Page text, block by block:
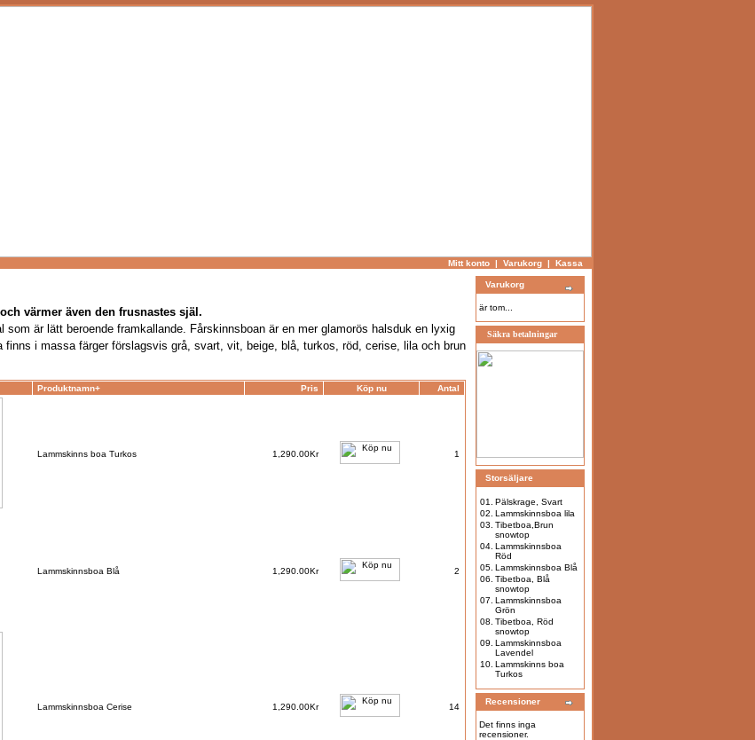
Mitt konto | Varukorg | Kassa
värmer även den frusnastes själ.
som är lätt beroende framkallande. Fårskinnsboan är en mer glamorös halsduk en lyxig
finns i massa färger förslagsvis grå, svart, vit, beige, blå, turkos, röd, cerise, lila och brun
Produktnamn+ Pris Köp nu Antal
Lammskinns boa Turkos 1,290.00Kr 1
Lammskinnsboa Blå 1,290.00Kr 2
Lammskinnsboa Cerise 1,290.00Kr 14
Varukorg
är tom...
Säkra betalningar
Storsäljare
01.
Pälskrage, Svart
02. Lammskinnsboa lila
03. Tibetboa,Brun
snowtop
04. Lammskinnsboa
Röd
05. Lammskinnsboa Blå
06. Tibetboa, Blå
snowtop
07. Lammskinnsboa
Grön
08. Tibetboa, Röd
snowtop
09. Lammskinnsboa
Lavendel
10. Lammskinns boa
Turkos
Recensioner
Det finns inga
recensioner.